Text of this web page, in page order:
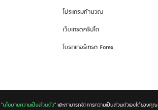
โปรแกรมคำนวณ
เว็บเทรดคริปโต
โบรกเกอร์เทรด Forex
"นโยบายความเป็นส่วนตัว" และสามารถจัดการความเป็นส่วนตัวเองได้ของคุณ